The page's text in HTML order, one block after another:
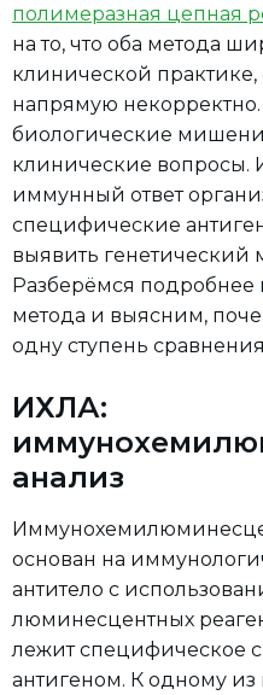
полимеразная цепная
на то, что оба метода
клинической
напрямую
биологические
клинические вопросы.
иммунный ответ
специфические
выявить генетический
Разберёмся подробнее
метода и выясним,
одну ступень
ИХЛА:
анализ
основан на
антитело с
люминесцентных
лежит специфическое
антигеном. К одному